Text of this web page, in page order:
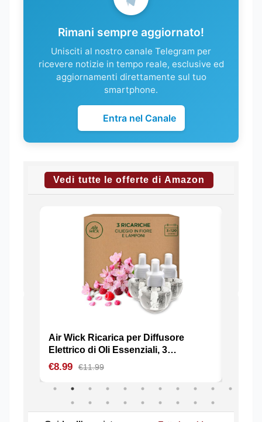
Rimani sempre aggiornato!
Unisciti al nostro canale Telegram per
ricevere notizie in tempo reale, esclusive ed
aggiornamenti direttamente sul tuo
smartphone.
Entra nel Canale